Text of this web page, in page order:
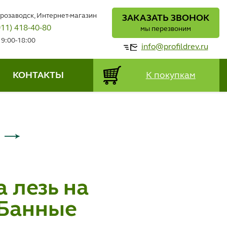
Интернет-магазин
418-40-80
9:00-18:00
ЗАКАЗАТЬ ЗВОНОК
мы перезвоним
info@profildrev.ru
КОНТАКТЫ К покупкам
лезь на